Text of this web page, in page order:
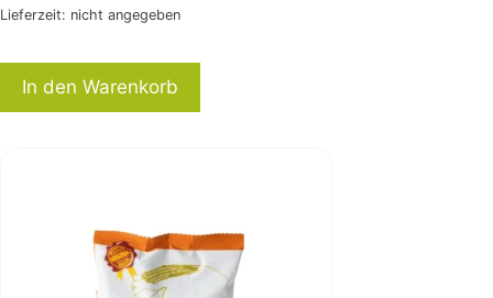
Lieferzeit: nicht angegeben
In den Warenkorb